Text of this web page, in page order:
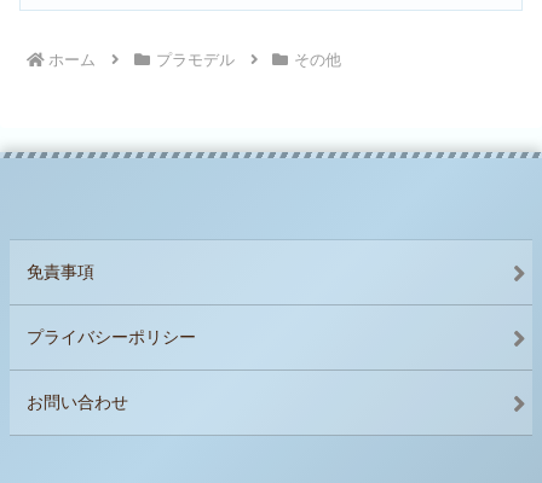
ホーム プラモデル その他
免責事項
プライバシーポリシー
お問い合わせ